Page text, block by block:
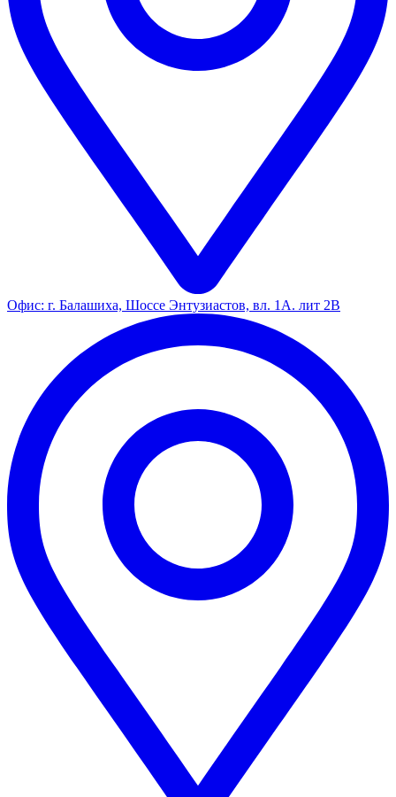
Офис: г. Балашиха, Шоссе Энтузиастов, вл. 1А. лит 2В